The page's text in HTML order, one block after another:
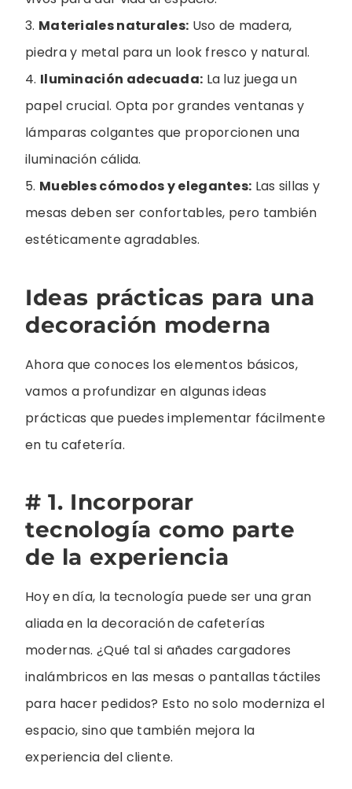
3. Materiales naturales: Uso de madera,
piedra y metal para un look fresco y natural.
4. Iluminación adecuada: La luz juega un
papel crucial. Opta por grandes ventanas y
lámparas colgantes que proporcionen una
iluminación cálida.
5. Muebles cómodos y elegantes: Las sillas y
mesas deben ser confortables, pero también
estéticamente agradables.
Ideas prácticas para una
decoración moderna
Ahora que conoces los elementos básicos,
vamos a profundizar en algunas ideas
prácticas que puedes implementar fácilmente
en tu cafetería.
# 1. Incorporar
tecnología como parte
de la experiencia
Hoy en día, la tecnología puede ser una gran
aliada en la decoración de cafeterías
modernas. ¿Qué tal si añades cargadores
inalámbricos en las mesas o pantallas táctiles
para hacer pedidos? Esto no solo moderniza el
espacio, sino que también mejora la
experiencia del cliente.